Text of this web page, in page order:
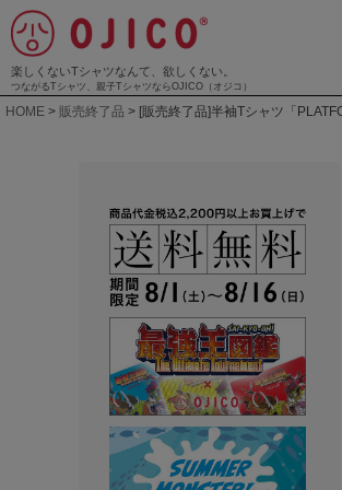
楽しくないTシャツなんて、欲しくない。
つながるTシャツ、親子TシャツならOJICO（オジコ）
HOME 販売終了品 [販売終了品]半袖Tシャツ「